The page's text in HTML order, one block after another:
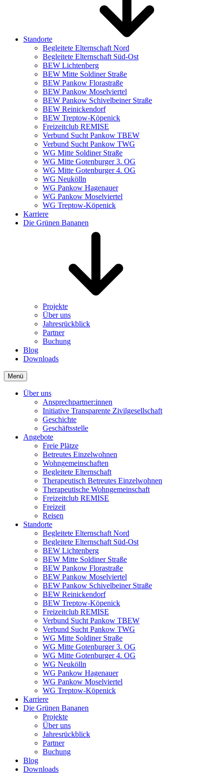
Standorte
Begleitete Elternschaft Nord
Begleitete Elternschaft Süd-Ost
BEW Lichtenberg
BEW Mitte Soldiner Straße
BEW Pankow Florastraße
BEW Pankow Moselviertel
BEW Pankow Schivelbeiner Straße
BEW Reinickendorf
BEW Treptow-Köpenick
Freizeitclub REMISE
Verbund Sucht Pankow TBEW
Verbund Sucht Pankow TWG
WG Mitte Soldiner Straße
WG Mitte Gotenburger 3. OG
WG Mitte Gotenburger 4. OG
WG Neukölln
WG Pankow Hagenauer
WG Pankow Moselviertel
WG Treptow-Köpenick
Karriere
Die Grünen Bananen
Projekte
Über uns
Jahresrückblick
Partner
Buchung
Blog
Downloads
Menü
Über uns
Ansprechpartner:innen
Initiative Transparente Zivilgesellschaft
Geschichte
Geschäftsstelle
Angebote
Freie Plätze
Betreutes Einzelwohnen
Wohngemeinschaften
Begleitete Elternschaft
Therapeutisch Betreutes Einzelwohnen
Therapeutische Wohngemeinschaft
Freizeitclub REMISE
Freizeit
Reisen
Standorte
Begleitete Elternschaft Nord
Begleitete Elternschaft Süd-Ost
BEW Lichtenberg
BEW Mitte Soldiner Straße
BEW Pankow Florastraße
BEW Pankow Moselviertel
BEW Pankow Schivelbeiner Straße
BEW Reinickendorf
BEW Treptow-Köpenick
Freizeitclub REMISE
Verbund Sucht Pankow TBEW
Verbund Sucht Pankow TWG
WG Mitte Soldiner Straße
WG Mitte Gotenburger 3. OG
WG Mitte Gotenburger 4. OG
WG Neukölln
WG Pankow Hagenauer
WG Pankow Moselviertel
WG Treptow-Köpenick
Karriere
Die Grünen Bananen
Projekte
Über uns
Jahresrückblick
Partner
Buchung
Blog
Downloads